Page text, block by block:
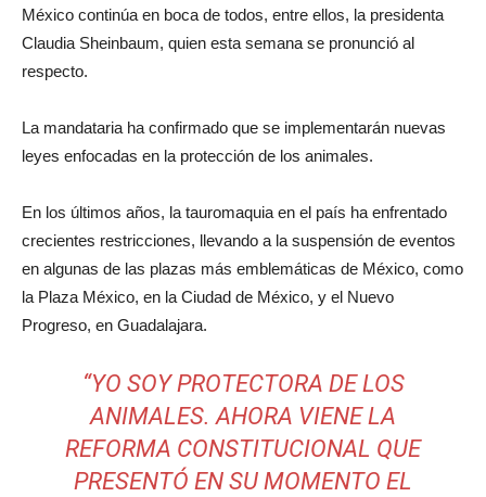
México continúa en boca de todos, entre ellos, la presidenta
Claudia Sheinbaum, quien esta semana se pronunció al
respecto.
La mandataria ha confirmado que se implementarán nuevas
leyes enfocadas en la protección de los animales.
En los últimos años, la tauromaquia en el país ha enfrentado
crecientes restricciones, llevando a la suspensión de eventos
en algunas de las plazas más emblemáticas de México, como
la Plaza México, en la Ciudad de México, y el Nuevo
Progreso, en Guadalajara.
“YO SOY PROTECTORA DE LOS
ANIMALES. AHORA VIENE LA
REFORMA CONSTITUCIONAL QUE
PRESENTÓ EN SU MOMENTO EL